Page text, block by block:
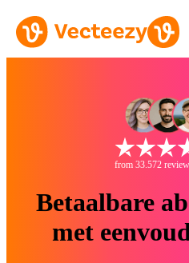
from 33.572
Betaalbare
met